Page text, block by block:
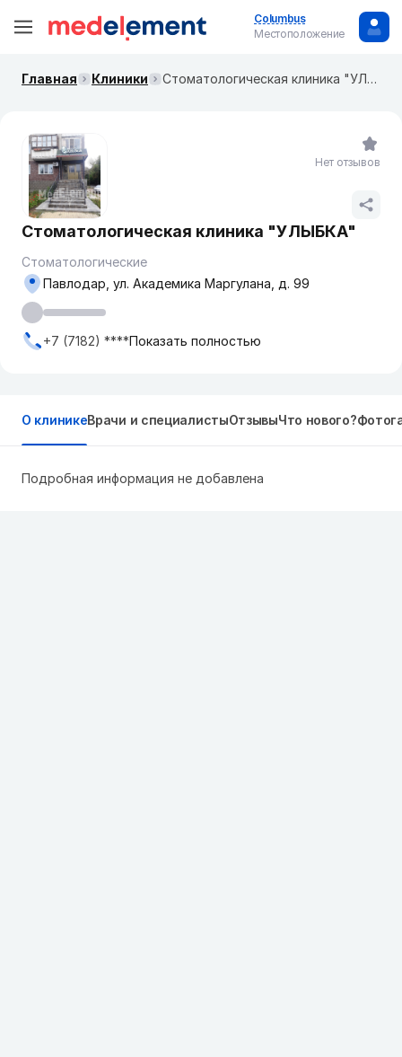
Columbus
Местоположение
Главная Клиники Стоматологическая клиника "УЛЫБКА"
Стоматологическая клиника "УЛЫБКА"
Стоматологические
Павлодар, ул. Академика Маргулана, д. 99
+7 (7182) ****Показать полностью
Нет отзывов
О клиникеВрачи и специалистыОтзывыЧто нового?
Подробная информация не добавлена